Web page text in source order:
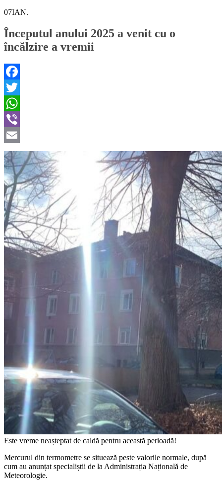
07IAN.
Începutul anului 2025 a venit cu o
încălzire a vremii
Facebook
Twitter
WhatsApp
Viber
Email
Este vreme neașteptat de caldă pentru această perioadă!
Mercurul din termometre se situează peste valorile normale, după
cum au anunțat specialiștii de la Administrația Națională de
Meteorologie.